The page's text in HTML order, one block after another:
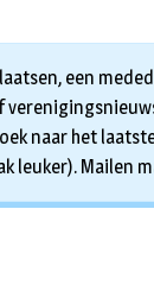
een
naar het
leuker). Mailen